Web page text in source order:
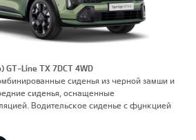
GT-Line TX 7DCT 4WD
сиденья из черной замши и
сиденья, оснащенные
Водительское сиденье с функцией